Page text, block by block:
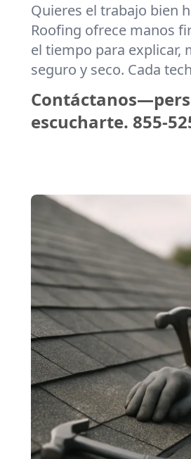
Quieres el trabajo bien
Roofing ofrece manos
el tiempo para
seguro y seco. Cada
escucharte. 855-